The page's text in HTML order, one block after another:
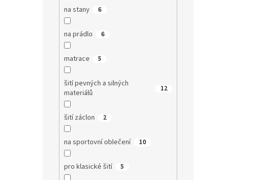
na stany 6
na prádlo 6
matrace 5
šití pevných a silných
materiálů
12
šití záclon 2
na sportovní oblečení 10
pro klasické šití 5